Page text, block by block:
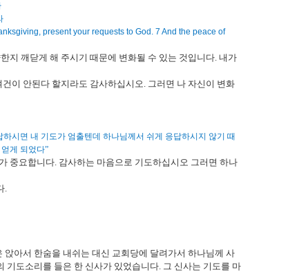
present your requests to God. 7 And the peace of
지 깨닫게 해 주시기 때문에 변화될 수 있는 것입니다. 내가
건이 안된다 할지라도 감사하십시오. 그러면 나 자신이 변화
하시면 내 기도가 엄출텐데 하나님께서 쉬게 응답하시지 않기 때
게 되었다”
중요합니다. 감사하는 마음으로 기도하십시오 그러면 하나
.
앉아서 한숨을 내쉬는 대신 교회당에 달려가서 하나님께 사
기도소리를 들은 한 신사가 있었습니다. 그 신사는 기도를 마